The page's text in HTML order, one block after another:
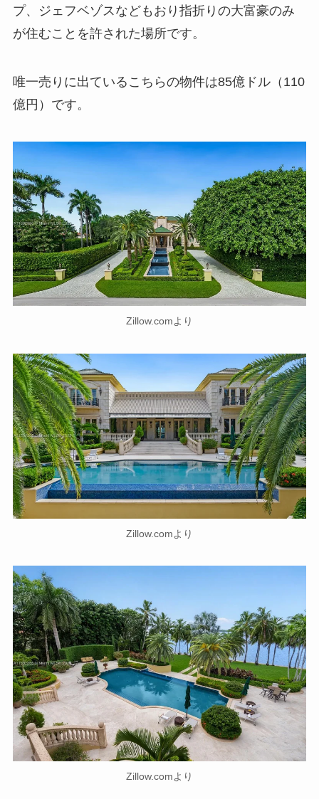
プ、ジェフベゾスなどもおり指折りの大富豪のみ
が住むことを許された場所です。
唯一売りに出ているこちらの物件は85億ドル（110
億円）です。
Zillow.comより
Zillow.comより
Zillow.comより